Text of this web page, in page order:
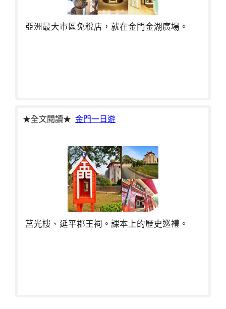
亞洲最大市區免稅店，就在金門金湖廣場。
★全文閱讀★ 金門一日遊
莒光樓、延平郡王祠。課本上的歷史巡禮。